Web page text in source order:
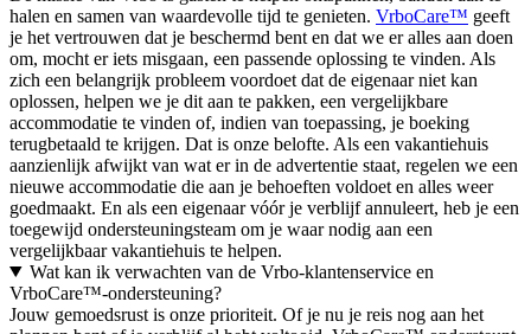
halen en samen van waardevolle tijd te genieten. VrboCare™ geeft
je het vertrouwen dat je beschermd bent en dat we er alles aan doen
om, mocht er iets misgaan, een passende oplossing te vinden. Als
zich een belangrijk probleem voordoet dat de eigenaar niet kan
oplossen, helpen we je dit aan te pakken, een vergelijkbare
accommodatie te vinden of, indien van toepassing, je boeking
terugbetaald te krijgen. Dat is onze belofte. Als een vakantiehuis
aanzienlijk afwijkt van wat er in de advertentie staat, regelen we een
nieuwe accommodatie die aan je behoeften voldoet en alles weer
goedmaakt. En als een eigenaar vóór je verblijf annuleert, heb je een
toegewijd ondersteuningsteam om je waar nodig aan een
vergelijkbaar vakantiehuis te helpen.
Wat kan ik verwachten van de Vrbo-klantenservice en
VrboCare™-ondersteuning?
Jouw gemoedsrust is onze prioriteit. Of je nu je reis nog aan het